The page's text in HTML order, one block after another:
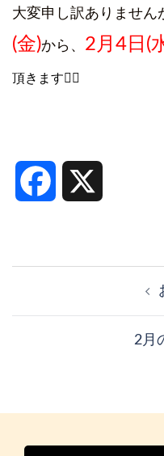
大変申し訳ありません
(金)から、 2月4日(
頂きます🙇‍♀️
Facebook
2月